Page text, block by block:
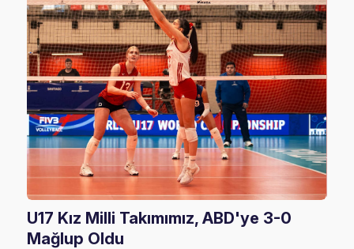
U17 Kız Milli Takımımız, ABD'ye 3-0
Mağlup Oldu